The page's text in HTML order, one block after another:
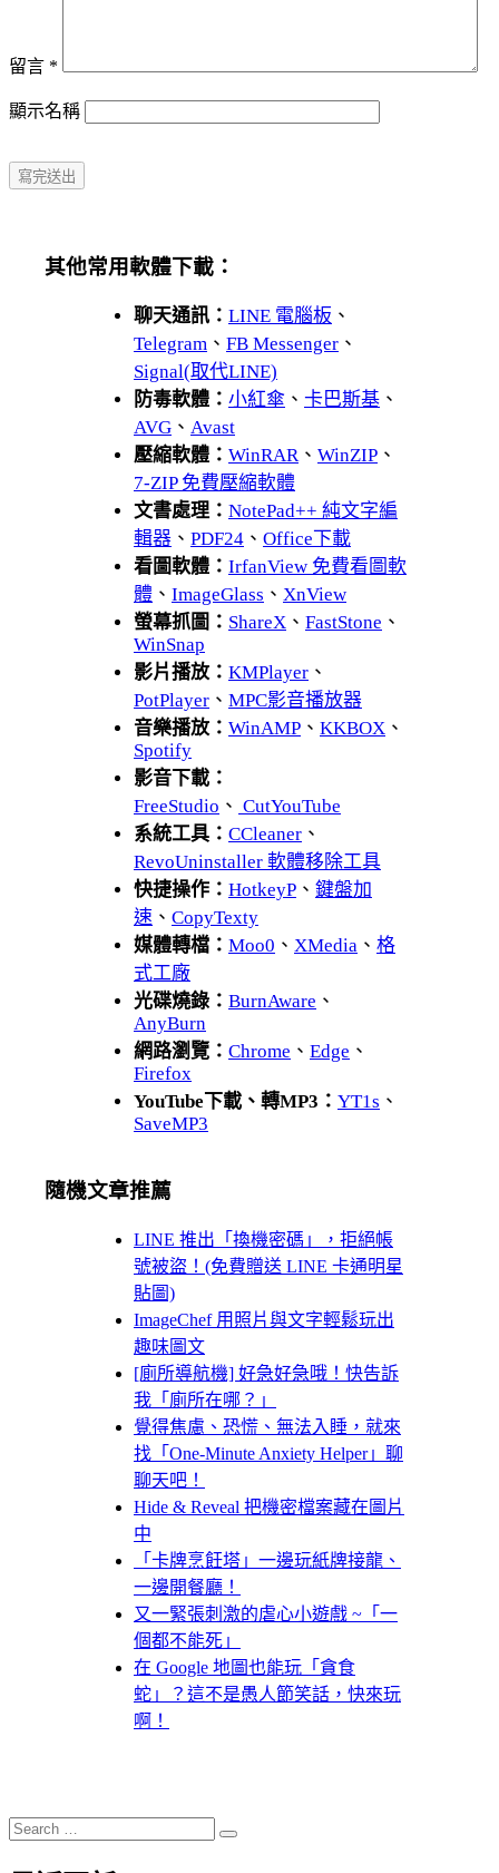
留言 *
顯示名稱
其他常用軟體下載：
聊天通訊： LINE 電腦板 、
Telegram 、 FB Messenger 、
Signal(取代LINE)
防毒軟體： 小紅傘 、 卡巴斯基 、
AVG 、 Avast
壓縮軟體： WinRAR、 WinZIP 、
7-ZIP 免費壓縮軟體
文書處理： NotePad++ 純文字編
輯器 、 PDF24 、 Office下載
看圖軟體： IrfanView 免費看圖軟
體 、 ImageGlass 、 XnView
螢幕抓圖： ShareX 、 FastStone 、
WinSnap
影片播放： KMPlayer 、
PotPlayer 、 MPC影音播放器
音樂播放： WinAMP 、 KKBOX 、
Spotify
影音下載：
FreeStudio 、 CutYouTube
系統工具： CCleaner 、
RevoUninstaller 軟體移除工具
快捷操作： HotkeyP 、 鍵盤加
速 、 CopyTexty
媒體轉檔： Moo0 、 XMedia 、 格
式工廠
光碟燒錄： BurnAware 、
AnyBurn
網路瀏覽： Chrome 、 Edge 、
Firefox
YouTube下載、轉MP3： YT1s 、
SaveMP3
隨機文章推薦
LINE 推出「換機密碼」，拒絕帳
號被盜！(免費贈送 LINE 卡通明星
貼圖)
ImageChef 用照片與文字輕鬆玩出
趣味圖文
[廁所導航機] 好急好急哦！快告訴
我「廁所在哪？」
覺得焦慮、恐慌、無法入睡，就來
找「One-Minute Anxiety Helper」聊
聊天吧！
Hide & Reveal 把機密檔案藏在圖片
中
「卡牌烹飪塔」一邊玩紙牌接龍、
一邊開餐廳！
又一緊張刺激的虐心小遊戲 ~「一
個都不能死」
在 Google 地圖也能玩「貪食
蛇」？這不是愚人節笑話，快來玩
啊！
Search
for:
Search